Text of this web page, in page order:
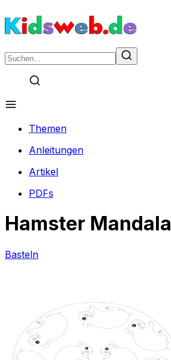
Themen
Anleitungen
Artikel
PDFs
Hamster Mandala
Basteln